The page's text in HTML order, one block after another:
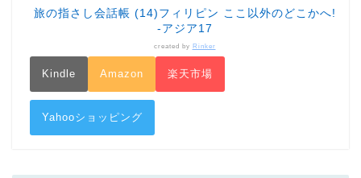
旅の指さし会話帳 (14)フィリピン ここ以外のどこかへ!
-アジア17
created by Rinker
Kindle Amazon 楽天市場
Yahooショッピング